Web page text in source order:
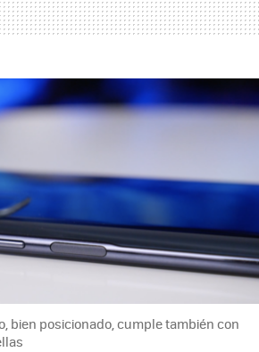
bien posicionado, cumple también con